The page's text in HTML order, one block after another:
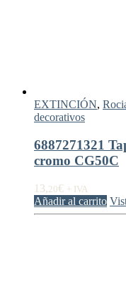
EXTINCIÓN,
decorativos
6887271321
cromo CG50C
13,20€ + IVA
Añadir al carrito